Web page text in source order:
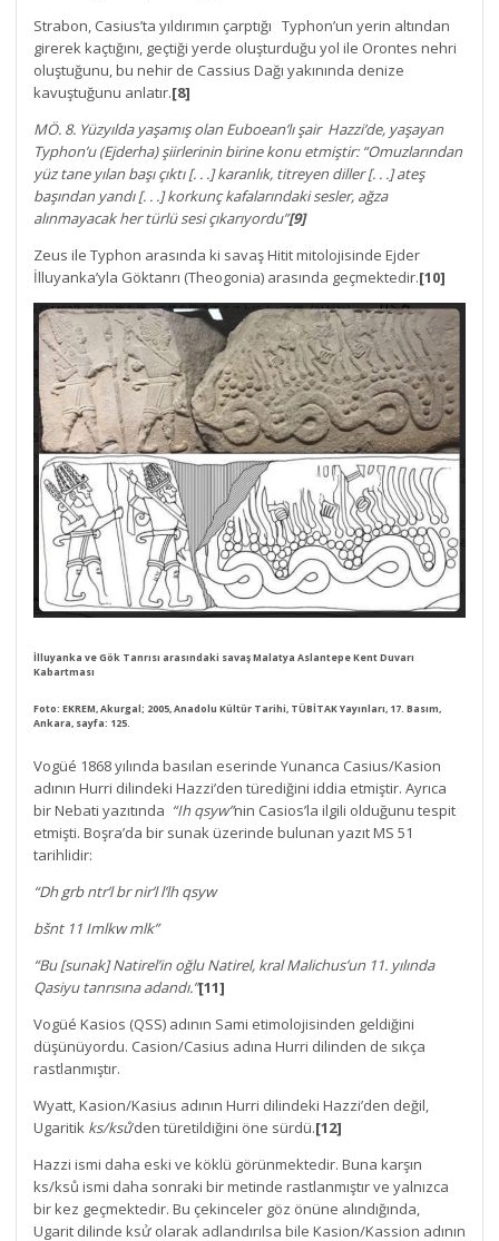
Strabon, Casius’ta yıldırımın çarptığı Typhon’un yerin altından
girerek kaçtığını, geçtiği yerde oluşturduğu yol ile Orontes nehri
oluştuğunu, bu nehir de Cassius Dağı yakınında denize
kavuştuğunu anlatır.[8]
MÖ. 8. Yüzyılda yaşamış olan Euboean’lı şair Hazzi’de, yaşayan
Typhon’u (Ejderha) şiirlerinin birine konu etmiştir: “Omuzlarından
yüz tane yılan başı çıktı [. . .] karanlık, titreyen diller [. . .] ateş
başından yandı [. . .] korkunç kafalarındaki sesler, ağza
alınmayacak her türlü sesi çıkarıyordu”[9]
Zeus ile Typhon arasında ki savaş Hitit mitolojisinde Ejder
İlluyanka’yla Göktanrı (Theogonia) arasında geçmektedir.[10]
İlluyanka ve Gök Tanrısı arasındaki savaş Malatya Aslantepe Kent Duvarı
Kabartması
Foto: EKREM, Akurgal; 2005, Anadolu Kültür Tarihi, TÜBİTAK Yayınları, 17. Basım,
Ankara, sayfa: 125.
Vogüé 1868 yılında basılan eserinde Yunanca Casius/Kasion
adının Hurri dilindeki Hazzi’den türediğini iddia etmiştir. Ayrıca
bir Nebati yazıtında “Ih qsyw”nin Casios’la ilgili olduğunu tespit
etmişti. Boşra’da bir sunak üzerinde bulunan yazıt MS 51
tarihlidir:
“Dh grb ntr’l br nir’l l’lh qsyw
bšnt 11 Imlkw mlk”
“Bu [sunak] Natirel’in oğlu Natirel, kral Malichus’un 11. yılında
Qasiyu tanrısına adandı.”[11]
Vogüé Kasios (QSS) adının Sami etimolojisinden geldiğini
düşünüyordu. Casion/Casius adına Hurri dilinden de sıkça
rastlanmıştır.
Wyatt, Kasion/Kasius adının Hurri dilindeki Hazzi’den değil,
Ugaritik ks/ksů’den türetildiğini öne sürdü.[12]
Hazzi ismi daha eski ve köklü görünmektedir. Buna karşın
ks/ksů ismi daha sonraki bir metinde rastlanmıştır ve yalnızca
bir kez geçmektedir. Bu çekinceler göz önüne alındığında,
Ugarit dilinde ksử olarak adlandırılsa bile Kasion/Kassion adının